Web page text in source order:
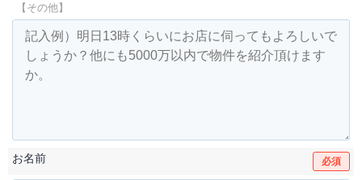
【その他】
お名前 必須